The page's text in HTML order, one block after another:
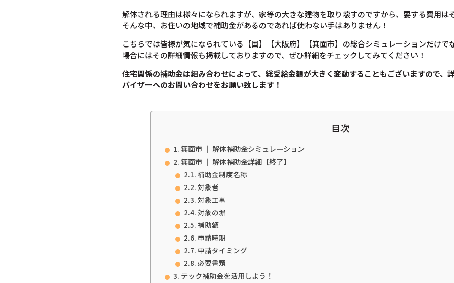
解体される理由は様々になられますが、家等の大きな建物を取り壊すのですから、要する費用は
そんな中、お住いの地域で補助金があるのであれば使わない手はありません！
こちらでは皆様が気になられている【国】【大阪府】【箕面市】の総合シミュレーションだけで
場合にはその詳細情報も掲載しておりますので、ぜひ詳細をチェックしてみてください！
住宅関係の補助金は組み合わせによって、総受給金額が大きく変動することもございますので、
バイザーへのお問い合わせをお願い致します！
目次
箕面市 ｜ 解体補助金シミュレーション
箕面市 ｜ 解体補助金詳細【終了】
補助金制度名称
対象者
対象工事
対象の塀
補助額
申請時期
申請タイミング
必要書類
テック補助金を活用しよう！